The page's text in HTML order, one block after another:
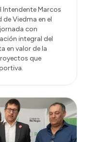
Intendente Marcos
Viedma en el
con
integral del
en valor de la
que